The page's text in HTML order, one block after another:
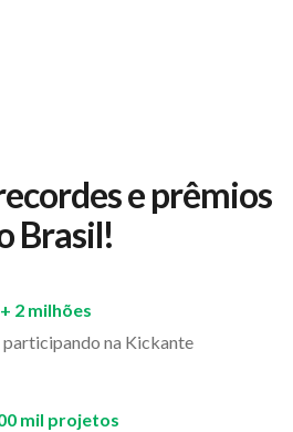
e prêmios
Brasil!
+ 2 milhões
na Kickante
mil projetos